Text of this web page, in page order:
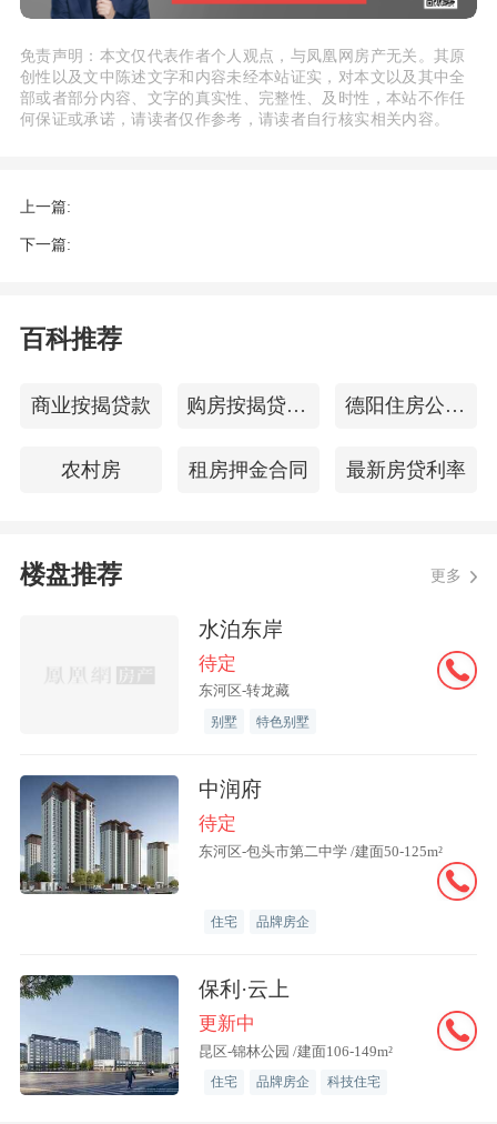
整。
免责声明：本文仅代表作者个人观点，与凤凰网房产无关。其原
创性以及文中陈述文字和内容未经本站证实，对本文以及其中全
部或者部分内容、文字的真实性、完整性、及时性，本站不作任
何保证或承诺，请读者仅作参考，请读者自行核实相关内容。
上一篇:
下一篇:
百科推荐
商业按揭贷款 购房按揭贷款条件 德阳住房公积金查询
农村房 租房押金合同 最新房贷利率
楼盘推荐 更多
水泊东岸
待定
东河区-转龙藏
别墅 特色别墅
中润府
待定
东河区-包头市第二中学 /建面50-125m²
住宅 品牌房企
保利·云上
更新中
昆区-锦林公园 /建面106-149m²
住宅 品牌房企 科技住宅